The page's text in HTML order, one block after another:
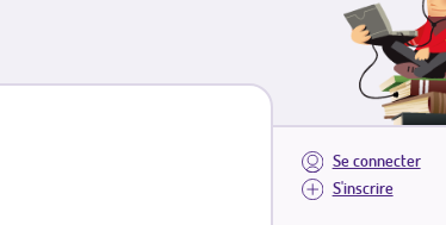
Se connecter
S'inscrire